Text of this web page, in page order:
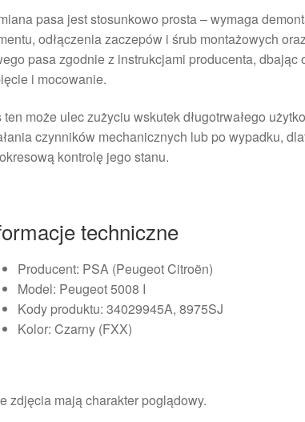
pasa jest stosunkowo prosta – wymaga
odłączenia zaczepów i śrub montażowych
pasa zgodnie z instrukcjami producenta, dbając
i mocowanie.
ten może ulec zużyciu wskutek długotrwałego
czynników mechanicznych lub po wypadku,
kontrolę jego stanu.
techniczne
Producent: PSA (Peugeot Citroën)
Model: Peugeot 5008 I
Kody produktu: 34029945A, 8975SJ
Kolor: Czarny (FXX)
zdjęcia mają charakter poglądowy.